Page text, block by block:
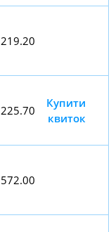
219.20
225.70
Купити
квиток
572.00